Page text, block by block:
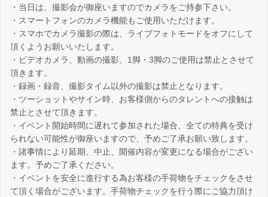
・当日は、撮影会が御座いますのでカメラをご持参下さい。
・スマートフォンのカメラ機能もご使用いただけます。
・スマホでカメラ撮影の際は、ライブフォトモードをオフにして
頂くようお願いいたします。
・ビデオカメラ、動画の撮影、1脚・3脚のご使用は禁止とさせて
頂きます。
・録画・録音、撮影タイム以外の撮影は禁止となります。
・ツーショットやサイン時、お客様側からのタレントへの接触は
禁止とさせて頂きます。
・イベント開始時間に遅れて参加された場合、全ての特典を受け
られない可能性が御座いますので、予めご了承お願い致します。
・諸事情により延期、中止、開催内容が変更になる場合がござい
ます。予めご了承ください。
・イベントを安全に進行する為お客様の手荷物をチェックをさせ
て頂く場合がございます。手荷物チェックを行う際にご協力頂け